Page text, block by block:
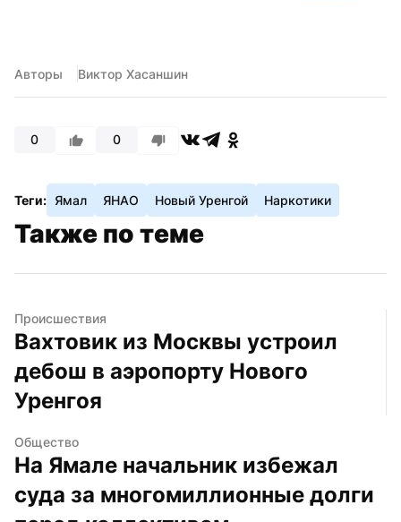
Авторы Виктор Хасаншин
0 0
Теги: Ямал ЯНАО Новый Уренгой Наркотики
Также по теме
Происшествия
Вахтовик из Москвы устроил
дебош в аэропорту Нового
Уренгоя
Общество
На Ямале начальник избежал
суда за многомиллионные долги